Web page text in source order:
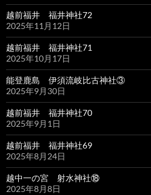
越前福井 福井神社72
2025年11月12日
越前福井 福井神社71
2025年10月17日
能登鹿島 伊須流岐比古神社③
2025年9月30日
越前福井 福井神社70
2025年9月1日
越前福井 福井神社69
2025年8月24日
越中一の宮 射水神社⑱
2025年8月8日